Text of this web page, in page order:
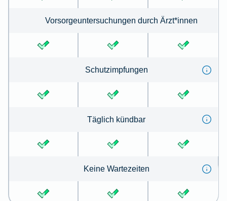
Vorsorgeuntersuchungen durch Ärzt*innen
Schutzimpfungen
Täglich kündbar
Keine Wartezeiten